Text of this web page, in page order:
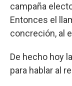
campaña
Entonces el
concreción, al
De hecho hoy
para hablar al